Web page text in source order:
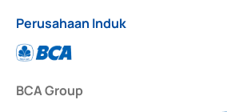
Perusahaan Induk
BCA Group